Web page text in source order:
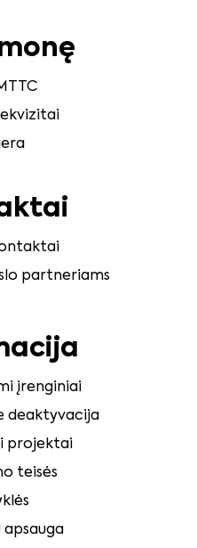
partneriams
įrenginiai
deaktyvacija
projektai
teisės
apsauga